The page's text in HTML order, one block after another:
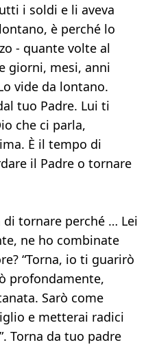
i soldi e li aveva
è perché lo
- quante volte al
giorni, mesi, anni
vide da lontano.
tuo Padre. Lui ti
che ci parla,
È il tempo di
il Padre o tornare
di tornare perché … Lei
ne ho combinate
“Torna, io ti guarirò
profondamente,
Sarò come
e metterai radici
Torna da tuo padre